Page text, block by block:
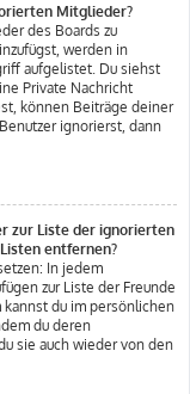
Mitglieder?
des Boards zu
werden in
aufgelistet. Du siehst
Private Nachricht
können Beiträge deiner
ignorierst, dann
zur Liste der ignorierten
entfernen?
In jedem
zur Liste der Freunde
kannst du im persönlichen
du deren
sie auch wieder von den